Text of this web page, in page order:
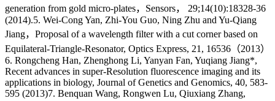
generation from gold micro-plates，Sensors， 29;14(10):18328-36
(2014).5. Wei-Cong Yan, Zhi-You Guo, Ning Zhu and Yu-Qiang
Jiang，Proposal of a wavelength filter with a cut corner based on
Equilateral-Triangle-Resonator, Optics Express, 21, 16536（2013）
6. Rongcheng Han, Zhenghong Li, Yanyan Fan, Yuqiang Jiang*,
Recent advances in super-Resolution fluorescence imaging and its
applications in biology, Journal of Genetics and Genomics, 40, 583-
595 (2013)7. Benquan Wang, Rongwen Lu, Qiuxiang Zhang,